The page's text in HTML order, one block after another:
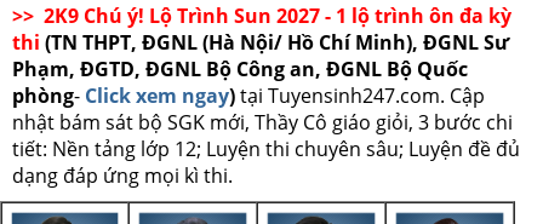
>> 2K9 Chú ý! Lộ Trình Sun 2027 - 1 lộ trình ôn đa kỳ
thi (TN THPT, ĐGNL (Hà Nội/ Hồ Chí Minh), ĐGNL Sư
Phạm, ĐGTD, ĐGNL Bộ Công an, ĐGNL Bộ Quốc
phòng- Click xem ngay)tại Tuyensinh247.com. Cập
nhật bám sát bộ SGK mới, Thầy Cô giáo giỏi, 3 bước chi
tiết: Nền tảng lớp 12; Luyện thi chuyên sâu; Luyện đề đủ
dạng đáp ứng mọi kì thi.